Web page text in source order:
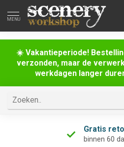
☀️ Vakantieperiode!
verzonden, maar de
werkdagen langer
MENU
Gratis
binnen 60